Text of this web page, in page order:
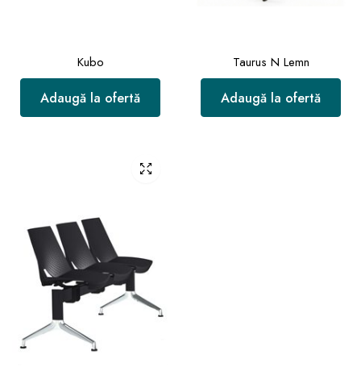
Kubo
Adaugă la ofertă
Taurus N Lemn
Adaugă la ofertă